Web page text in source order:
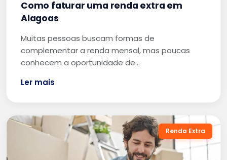
Como faturar uma renda extra em
Alagoas
Muitas pessoas buscam formas de
complementar a renda mensal, mas poucas
conhecem a oportunidade de…
Ler mais
Renda Extra